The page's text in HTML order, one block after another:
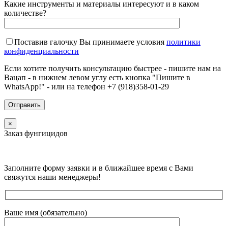
Какие инструменты и материалы интересуют и в каком
количестве?
Поставив галочку Вы принимаете условия политики
конфиденциальности
Если хотите получить консультацию быстрее - пишите нам на
Вацап - в нижнем левом углу есть кнопка "Пишите в
WhatsApp!" - или на телефон +7 (918)358-01-29
×
Заказ фунгицидов
Заполните форму заявки и в ближайшее время с Вами
свяжутся наши менеджеры!
Ваше имя (обязательно)